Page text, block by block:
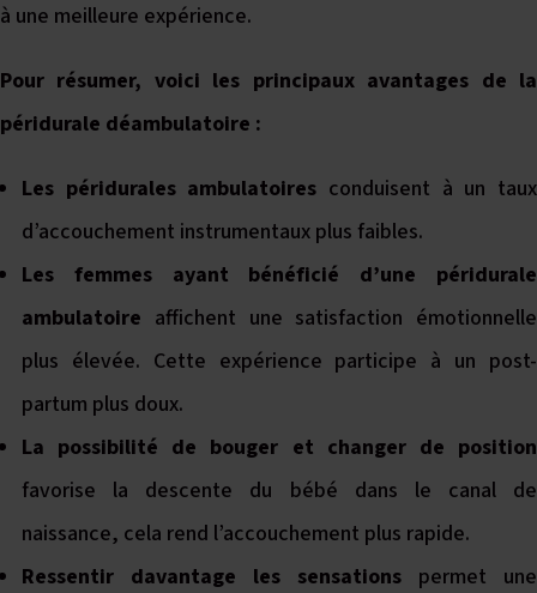
à une meilleure expérience.
Pour résumer, voici les principaux avantages de la
péridurale déambulatoire :
Les péridurales ambulatoires conduisent à un taux
d’accouchement instrumentaux plus faibles.
Les femmes ayant bénéficié d’une péridurale
ambulatoire affichent une satisfaction émotionnelle
plus élevée. Cette expérience participe à un post-
partum plus doux.
La possibilité de bouger et changer de position
favorise la descente du bébé dans le canal de
naissance, cela rend l’accouchement plus rapide.
Ressentir davantage les sensations permet une